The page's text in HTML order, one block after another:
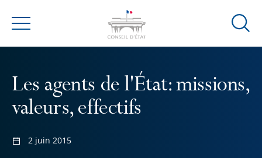
Menu
Ouvrir
Les agents de l'État: missions,
valeurs, effectifs
2 juin 2015